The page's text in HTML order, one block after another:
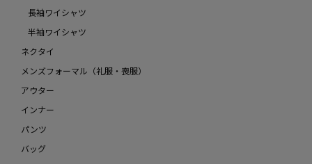
長袖ワイシャツ
半袖ワイシャツ
ネクタイ
メンズフォーマル（礼服・喪服）
アウター
インナー
パンツ
バッグ